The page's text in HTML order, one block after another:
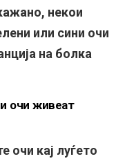
некои
или сини очи
на болка
очи живеат
очи кај луѓето